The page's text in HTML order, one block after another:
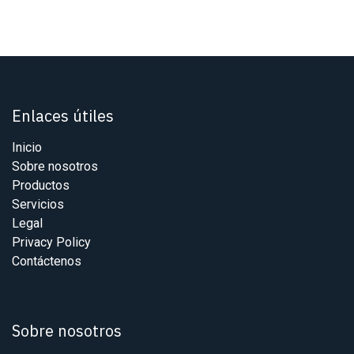
Enlaces útiles
Inicio
Sobre nosotros
Productos
Servicios
Legal
Privacy Policy
Contáctenos
Sobre nosotros